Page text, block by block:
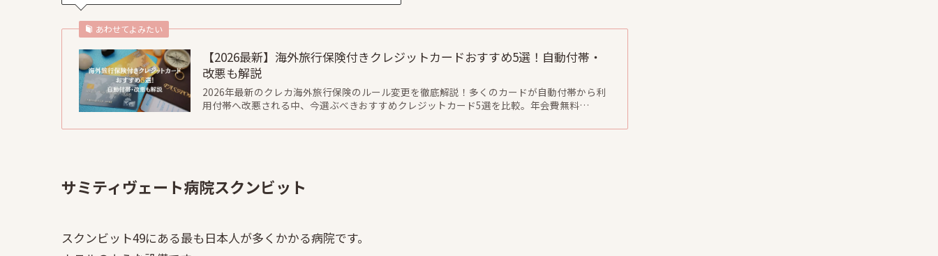
あわせてよみたい
【2026最新】海外旅行保険付きクレジットカードおすすめ5選！自動付帯・
改悪も解説
2026年最新のクレカ海外旅行保険のルール変更を徹底解説！多くのカードが自動付帯から利
用付帯へ改悪される中、今選ぶべきおすすめクレジットカード5選を比較。年会費無料…
サミティヴェート病院スクンビット
スクンビット49にある最も日本人が多くかかる病院です。